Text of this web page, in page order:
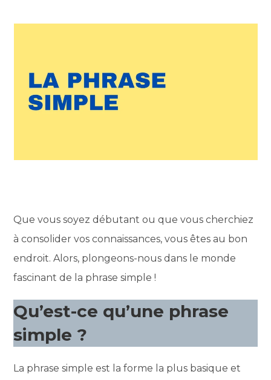
Que vous soyez débutant ou que vous cherchiez
à consolider vos connaissances, vous êtes au bon
endroit. Alors, plongeons-nous dans le monde
fascinant de la phrase simple !
Qu’est-ce qu’une phrase
simple ?
La phrase simple est la forme la plus basique et